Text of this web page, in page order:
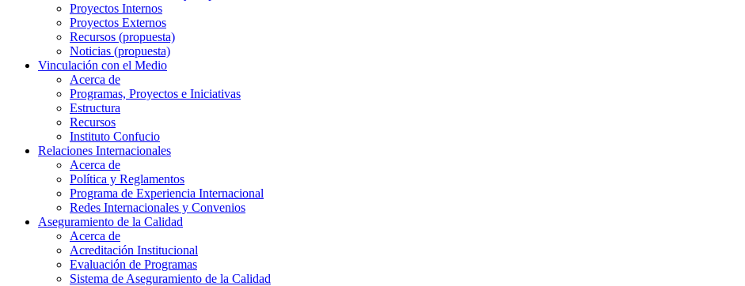
Proyectos Internos
Proyectos Externos
Recursos (propuesta)
Noticias (propuesta)
Vinculación con el Medio
Acerca de
Programas, Proyectos e Iniciativas
Estructura
Recursos
Instituto Confucio
Relaciones Internacionales
Acerca de
Política y Reglamentos
Programa de Experiencia Internacional
Redes Internacionales y Convenios
Aseguramiento de la Calidad
Acerca de
Acreditación Institucional
Evaluación de Programas
Sistema de Aseguramiento de la Calidad